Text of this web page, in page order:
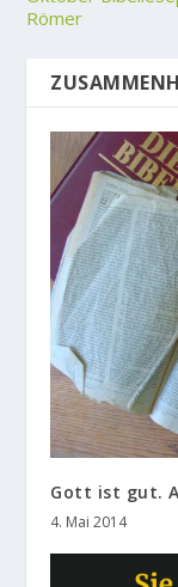
Römer
Gott ist gut.
4. Mai 2014